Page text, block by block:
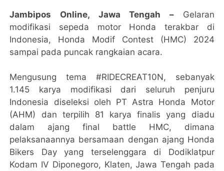
Jambipos Online, Jawa Tengah – Gelaran
modifikasi sepeda motor Honda terakbar di
Indonesia, Honda Modif Contest (HMC) 2024
sampai pada puncak rangkaian acara.
Mengusung tema #RIDECREAT10N, sebanyak
1.145 karya modifikasi dari seluruh penjuru
Indonesia diseleksi oleh PT Astra Honda Motor
(AHM) dan terpilih 81 karya finalis yang diadu
dalam ajang final battle HMC, dimana
pelaksanaannya bersamaan dengan ajang Honda
Bikers Day yang terselenggara di Dodiklatpur
Kodam IV Diponegoro, Klaten, Jawa Tengah pada